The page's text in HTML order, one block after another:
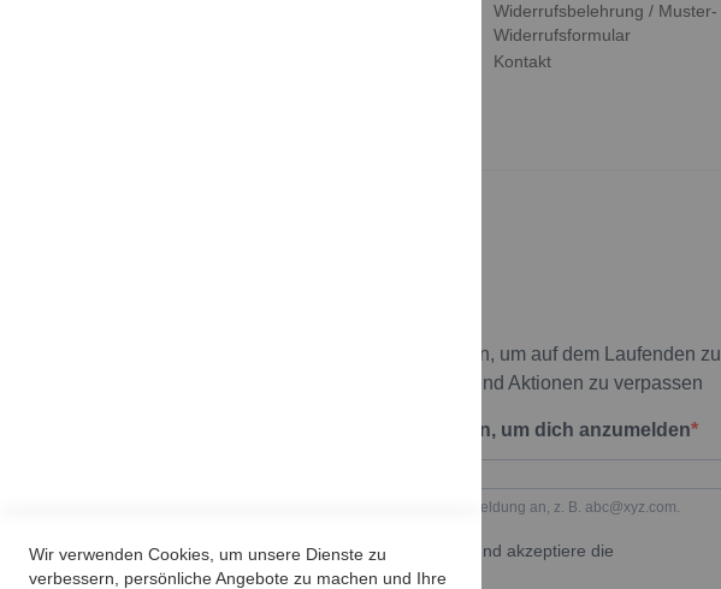
Widerrufsbelehrung / Muster-
Widerrufsformular
Kontakt
Melde dich zu unserem Newsletter an, um auf dem Laufenden zu
bleiben und keine neuen Angebote und Aktionen zu verpassen
Trage hier deine E-Mail-Adresse ein, um dich anzumelden
Geben Sie bitte Ihre E-Mail-Adresse für die Anmeldung an, z. B. abc@xyz.com.
Ich möchte den Newsletter erhalten und akzeptiere die
Datenschutzerklärung.
Wir verwenden Cookies, um unsere Dienste zu
verbessern, persönliche Angebote zu machen und Ihre